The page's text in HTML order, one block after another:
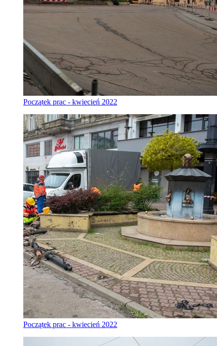
Początek prac - kwiecień 2022
Początek prac - kwiecień 2022